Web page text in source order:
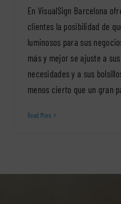
En VisualSign Barcelona
clientes la posibilidad de
luminosos para sus
más y mejor se ajuste a
necesidades y a sus
menos cierto que un gran
Read More